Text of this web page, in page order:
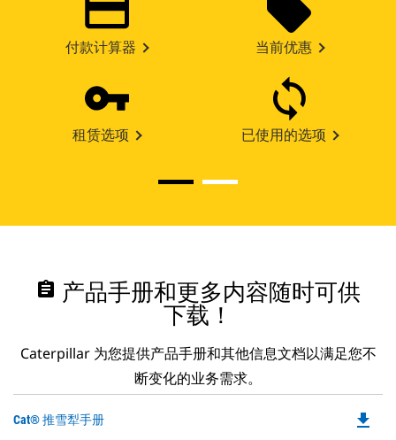
付款计算器 当前优惠
租赁选项 已使用的选项
assignment 产品手册和更多内容随时可供
下载！
Caterpillar 为您提供产品手册和其他信息文档以满足您不
断变化的业务需求。
Cat® 推雪犁手册 file_download